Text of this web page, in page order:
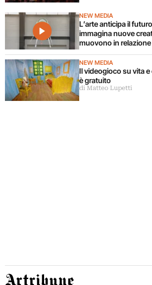
NEW MEDIA
L’arte anticipa il
immagina nuove
muovono in
corpi circostanti
NEW MEDIA
Il videogioco su vita
è gratuito
di Matteo Lupetti
Artribune